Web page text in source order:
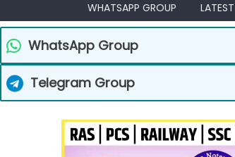
WHATSAPP GROUP
WhatsApp Group
Telegram Group